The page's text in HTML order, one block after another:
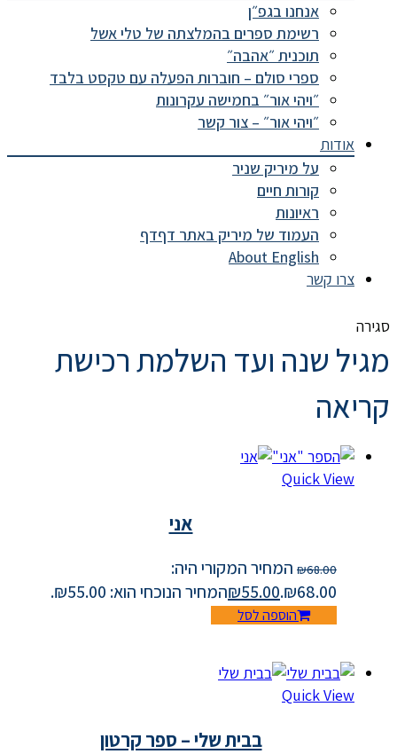
אנחנו בגפ״ן
רשימת ספרים בהמלצתה של טלי אשל
תוכנית ״אהבה״
ספרי סולם – חוברות הפעלה עם טקסט בלבד
״ויהי אור״ בחמישה עקרונות
״ויהי אור״ – צור קשר
אודות
על מיריק שניר
קורות חיים
ראיונות
העמוד של מיריק באתר דףדף
About English
צרו קשר
סגירה
מגיל שנה ועד השלמת רכישת
קריאה
Quick View
אני
₪68.00
המחיר המקורי היה:
₪68.00.
₪55.00 המחיר הנוכחי הוא: ₪55.00.
הוספה לסל
Quick View
בבית שלי – ספר קרטון